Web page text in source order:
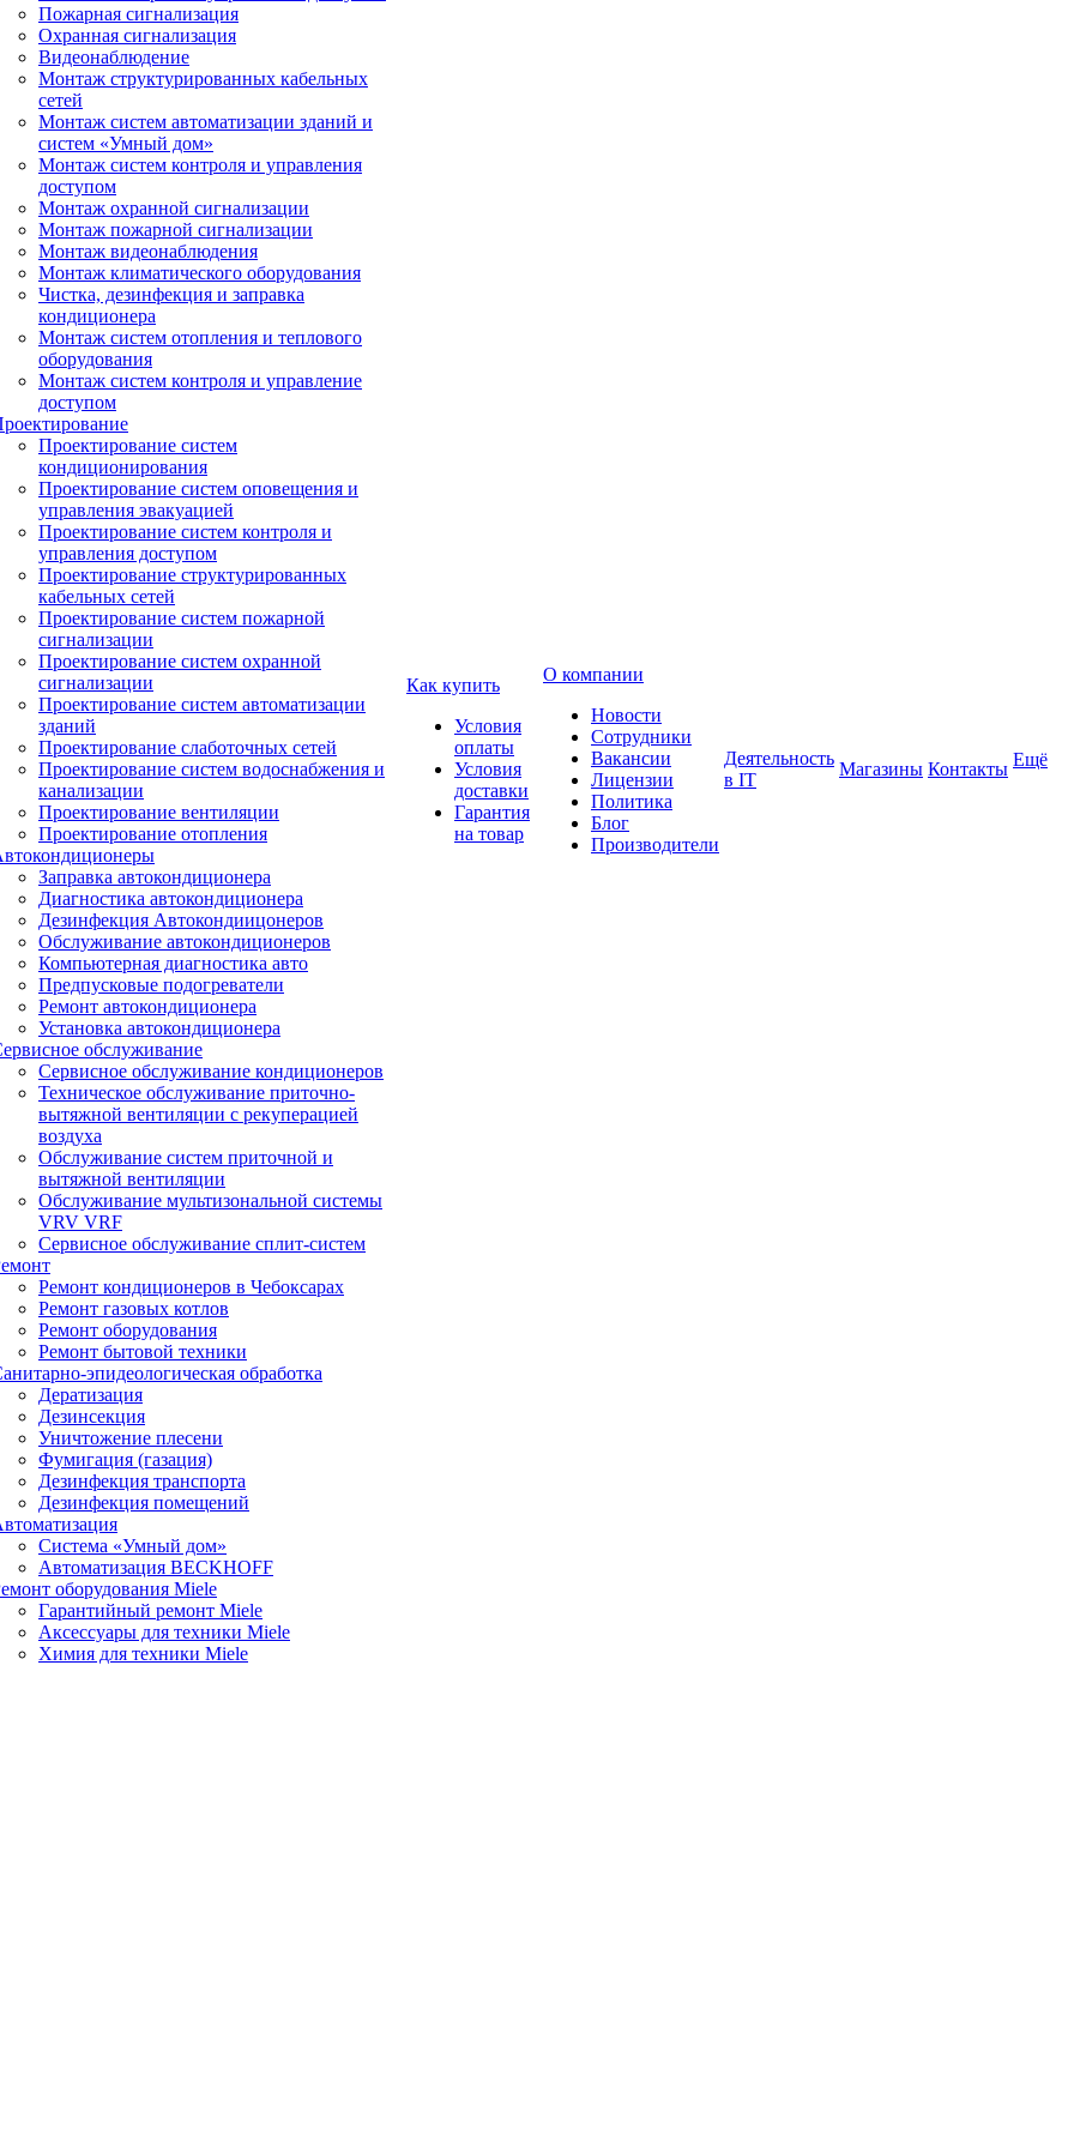
Пожарная сигнализация
Охранная сигнализация
Видеонаблюдение
Монтаж структурированных кабельных
сетей
Монтаж систем автоматизации зданий и
систем «Умный дом»
Монтаж систем контроля и управления
доступом
Монтаж охранной сигнализации
Монтаж пожарной сигнализации
Монтаж видеонаблюдения
Монтаж климатического оборудования
Чистка, дезинфекция и заправка
кондиционера
Монтаж систем отопления и теплового
оборудования
Монтаж систем контроля и управление
доступом
Проектирование систем
кондиционирования
Проектирование систем оповещения и
управления эвакуацией
Проектирование систем контроля и
управления доступом
Проектирование структурированных
кабельных сетей
Проектирование систем пожарной
сигнализации
Проектирование систем охранной
сигнализации
Проектирование систем автоматизации
зданий
Проектирование слаботочных сетей
Проектирование систем водоснабжения и
канализации
Проектирование вентиляции
Проектирование отопления
Заправка автокондиционера
Диагностика автокондиционера
Дезинфекция Автокондиицонеров
Обслуживание автокондиционеров
Компьютерная диагностика авто
Предпусковые подогреватели
Ремонт автокондиционера
Установка автокондиционера
обслуживание
Сервисное обслуживание кондиционеров
Техническое обслуживание приточно-
вытяжной вентиляции с рекуперацией
воздуха
Обслуживание систем приточной и
вытяжной вентиляции
Обслуживание мультизональной системы
VRV VRF
Сервисное обслуживание сплит-систем
Ремонт кондиционеров в Чебоксарах
Ремонт газовых котлов
Ремонт оборудования
Ремонт бытовой техники
эпидеологическая обработка
Дератизация
Дезинсекция
Уничтожение плесени
Фумигация (газация)
Дезинфекция транспорта
Дезинфекция помещений
Система «Умный дом»
Автоматизация BECKHOFF
оборудования Miele
Гарантийный ремонт Miele
Аксессуары для техники Miele
Химия для техники Miele
Как купить
Условия
оплаты
Условия
доставки
Гарантия
на товар
О компании
Новости
Сотрудники
Вакансии
Лицензии
Политика
Блог
Производители
Деятельность
в IT
Магазины Контакты Ещё